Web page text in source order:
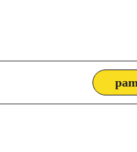
ョン